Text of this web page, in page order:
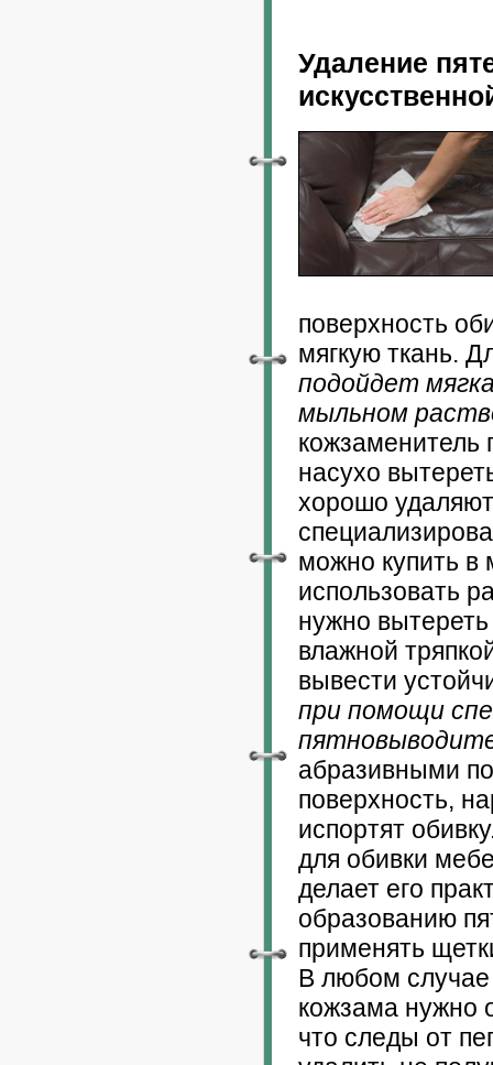
Удаление
поверхность
мягкую ткань.
подойдет
мыльном
кожзаменитель
насухо
хорошо
можно купить в
использовать
нужно
влажной
вывести
при помощи
абразивными
поверхность,
испортят
для обивки
делает его
образованию
применять
В любом случае
кожзама нужно
что следы от